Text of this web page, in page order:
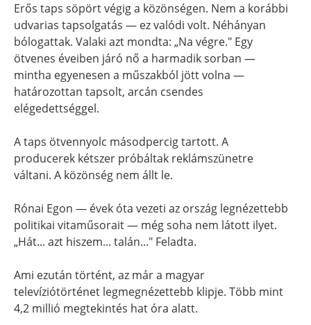
Erős taps söpört végig a közönségen. Nem a korábbi
udvarias tapsolgatás — ez valódi volt. Néhányan
bólogattak. Valaki azt mondta: „Na végre." Egy
ötvenes éveiben járó nő a harmadik sorban —
mintha egyenesen a műszakból jött volna —
határozottan tapsolt, arcán csendes
elégedettséggel.
A taps ötvennyolc másodpercig tartott. A
producerek kétszer próbáltak reklámszünetre
váltani. A közönség nem állt le.
Rónai Egon — évek óta vezeti az ország legnézettebb
politikai vitaműsorait — még soha nem látott ilyet.
„Hát... azt hiszem... talán..." Feladta.
Ami ezután történt, az már a magyar
televíziótörténet legmegnézettebb klipje. Több mint
4,2 millió megtekintés hat óra alatt.